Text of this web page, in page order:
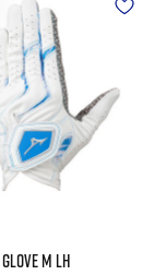
M LH